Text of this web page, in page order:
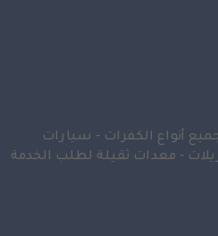
أنواع الكفرات - سيارات
- معدات ثقيلة لطلب الخدمة